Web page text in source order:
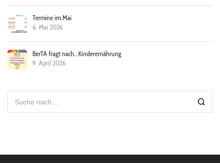
Termine im Mai
6. Mai 2026
BerTA fragt nach…Kinderernährung
9. April 2026